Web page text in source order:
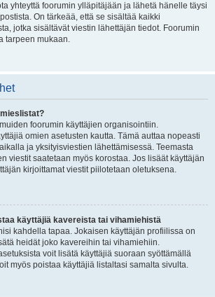
yhteyttä foorumin ylläpitäjään ja lähetä hänelle täysi
On tärkeää, että se sisältää kaikki
jotka sisältävät viestin lähettäjän tiedot. Foorumin
tarpeen mukaan.
foorumin käyttäjien organisointiin.
omien asetusten kautta. Tämä auttaa nopeasti
ja yksityisviestien lähettämisessä. Teemasta
viestit saatetaan myös korostaa. Jos lisäät käyttäjän
kirjoittamat viestit piilotetaan oletuksena.
käyttäjiä kavereista tai vihamiehistä
kahdella tapaa. Jokaisen käyttäjän profiilissa on
heidät joko kavereihin tai vihamiehiin.
voit lisätä käyttäjiä suoraan syöttämällä
myös poistaa käyttäjiä listaltasi samalta sivulta.